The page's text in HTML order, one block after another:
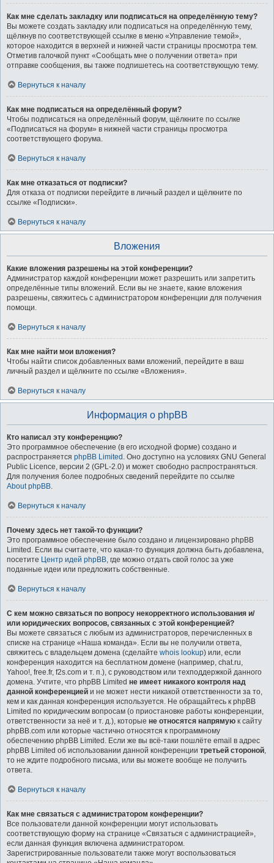
Как мне сделать закладку или подписаться на определённую тему?
Вы можете создать закладку или подписаться на определённую тему,
щёлкнув по соответствующей ссылке в меню «Управление темой»,
которое находится в верхней и нижней части страницы просмотра тем.
Отметив галочкой пункт «Сообщать мне о получении ответа» при
отправке сообщения, вы также подпишетесь на соответствующую тему.
Вернуться к началу
Как мне подписаться на определённый форум?
Чтобы подписаться на определённый форум, щёлкните по ссылке
«Подписаться на форум» в нижней части страницы просмотра
соответствующего форума.
Вернуться к началу
Как мне отказаться от подписки?
Для отказа от подписки перейдите в личный раздел и щёлкните по
ссылке «Подписки».
Вернуться к началу
Вложения
Какие вложения разрешены на этой конференции?
Администратор каждой конференции может разрешить или запретить
определённые типы вложений. Если вы не знаете, какие вложения
разрешены, свяжитесь с администратором конференции для получения
помощи.
Вернуться к началу
Как мне найти мои вложения?
Чтобы найти список добавленных вами вложений, перейдите в ваш
личный раздел и щёлкните по ссылке «Вложения».
Вернуться к началу
Информация о phpBB
Кто написал эту конференцию?
Это программное обеспечение (в его исходной форме) создано и
распространяется phpBB Limited . Оно доступно на условиях GNU General
Public Licence, версии 2 (GPL-2.0) и может свободно распространяться.
Для получения более подробных сведений перейдите по ссылке
About phpBB.
Вернуться к началу
Почему здесь нет такой-то функции?
Это программное обеспечение было создано и лицензировано phpBB
Limited. Если вы считаете, что какая-то функция должна быть добавлена,
посетите Центр идей phpBB, где можно отдать свой голос за уже
поданные идеи или предложить собственные.
Вернуться к началу
С кем можно связаться по вопросу некорректного использования и/
или юридических вопросов, связанных с этой конференцией?
Вы можете связаться с любым из администраторов, перечисленных в
списке на странице «Наша команда». Если вы не получили ответа,
свяжитесь с владельцем домена (сделайте whois lookup) или, если
конференция находится на бесплатном домене (например, chat.ru,
Yahoo!, free.fr, f2s.com и т. п.), с руководством или техподдержкой данного
домена. Учтите, что phpBB Limited не имеет никакого контроля над
данной конференцией и не может нести никакой ответственности за то,
кем и как данная конференция используется. Не обращайтесь к phpBB
Limited по юридическим вопросам (о приостановке работы конференции,
ответственности за неё и т. д.), которые не относятся напрямую к сайту
phpBB.com или которые частично относятся к программному
обеспечению phpBB Limited. Если же вы всё-таки пошлёте email в адрес
phpBB Limited об использовании данной конференции третьей стороной,
то не ждите подробного письма, или вы можете вообще не получить
ответа.
Вернуться к началу
Как мне связаться с администратором конференции?
Все пользователи данной конференции могут использовать
соответствующую форму на странице «Связаться с администрацией»,
если данная функция включена администратором.
Зарегистрированные пользователи также могут воспользоваться